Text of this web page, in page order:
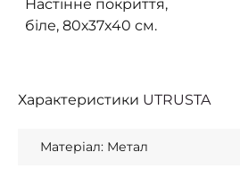
Настінне покриття,
біле, 80х37х40 см.
Характеристики UTRUSTA
Матеріал: Метал